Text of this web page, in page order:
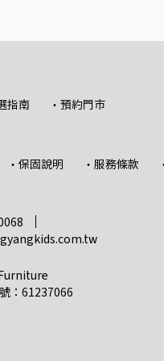
指南 ・預約門市
・保固說明 ・服務條款
：61237066